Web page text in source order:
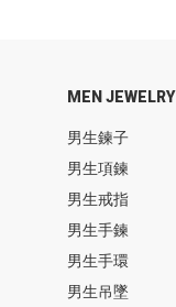
MEN JEWELRY
男生鍊子
男生項鍊
男生戒指
男生手鍊
男生手環
男生吊墜